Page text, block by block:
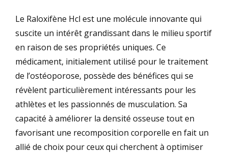
Le Raloxifène Hcl est une molécule innovante qui
suscite un intérêt grandissant dans le milieu sportif
en raison de ses propriétés uniques. Ce
médicament, initialement utilisé pour le traitement
de l’ostéoporose, possède des bénéfices qui se
révèlent particulièrement intéressants pour les
athlètes et les passionnés de musculation. Sa
capacité à améliorer la densité osseuse tout en
favorisant une recomposition corporelle en fait un
allié de choix pour ceux qui cherchent à optimiser